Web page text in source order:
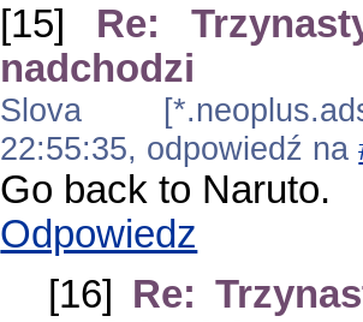
[15] Re:
nadchodzi
Slova
22:55:35, odpowiedź na
Go back to Naruto.
Odpowiedz
[16] Re: